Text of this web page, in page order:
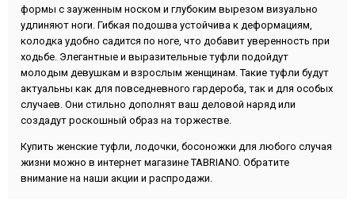
формы с зауженным носком и глубоким вырезом визуально
удлиняют ноги. Гибкая подошва устойчива к деформациям,
колодка удобно садится по ноге, что добавит уверенность при
ходьбе. Элегантные и выразительные туфли подойдут
молодым девушкам и взрослым женщинам. Такие туфли будут
актуальны как для повседневного гардероба, так и для особых
случаев. Они стильно дополнят ваш деловой наряд или
создадут роскошный образ на торжестве.
Купить женские туфли, лодочки, босоножки для любого случая
жизни можно в интернет магазине TABRIANO. Обратите
внимание на наши акции и распродажи.